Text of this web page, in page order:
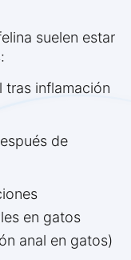
suelen estar
tras inflamación
de
en gatos
anal en gatos)